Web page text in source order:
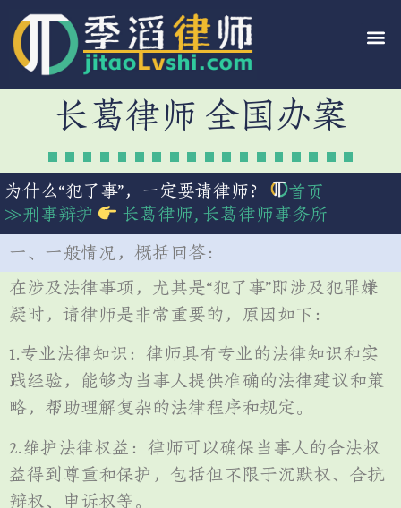
长葛律师 全国办案
为什么“犯了事”，一定要请律师？
首页
≫刑事辩护 长葛律师 长葛律师事务所
一、一般情况，概括回答：
在涉及法律事项，尤其是“犯了事”即涉及犯罪嫌
疑时，请律师是非常重要的，原因如下：
1.专业法律知识：律师具有专业的法律知识和实
践经验，能够为当事人提供准确的法律建议和策
略，帮助理解复杂的法律程序和规定。
2.维护法律权益：律师可以确保当事人的合法权
益得到尊重和保护，包括但不限于沉默权、合抗
辩权、申诉权等。